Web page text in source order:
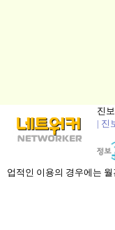
진
| 진
업적인 이용의 경우에는